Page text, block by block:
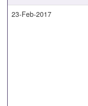
23-Feb-2017